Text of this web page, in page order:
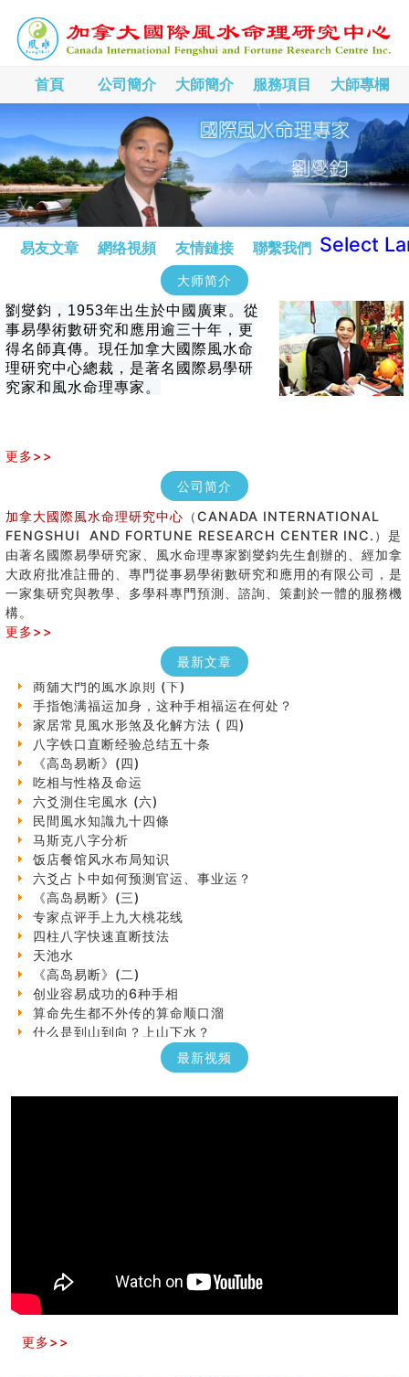
首頁 公司簡介 大師簡介 服務項目 大師專欄
易友文章 網络視頻 友情鏈接 聯繫我們 Select
大师简介
劉燮鈞，1953年出生於中國廣東。從
事易學術數研究和應用逾三十年，更
得名師真傳。現任加拿大國際風水命
理研究中心總裁，是著名國際易學研
究家和風水命理專家。
更多>>
公司简介
加拿大國際風水命理研究中心 （CANADA INTERNATIONAL
FENGSHUI AND FORTUNE RESEARCH CENTER INC.）是
由著名國際易學研究家、風水命理專家劉燮鈞先生創辦的、經加拿
大政府批准註冊的、專門從事易學術數研究和應用的有限公司，是
一家集研究與教學、多學科專門預測、諮詢、策劃於一體的服務機
構。
更多>>
最新文章
女性起名的用字講究
香港巨富霍英東命造 (名人八字淺析十）
看字形结构推算出吉凶
七夕节 我国唯一一个以女性为主角传统节日
商舖大門的風水原則 (下)
手指饱满福运加身，这种手相福运在何处？
家居常見風水形煞及化解方法 ( 四)
八字铁口直断经验总结五十条
《高岛易断》(四)
吃相与性格及命运
六爻測住宅風水 (六)
民間風水知識九十四條
马斯克八字分析
饭店餐馆风水布局知识
六爻占卜中如何预测官运、事业运？
《高岛易断》(三)
专家点评手上九大桃花线
四柱八字快速直断技法
天池水
《高岛易断》(二)
创业容易成功的6种手相
算命先生都不外传的算命顺口溜
什么是到山到向？上山下水？
六爻算卦：我能面试升职吗？
刘燮鈞讲人相 手相论财运
预测开店怎么样
口相與命運
六爻測住宅風水 (五)
汽车风水
最新视频
更多>>